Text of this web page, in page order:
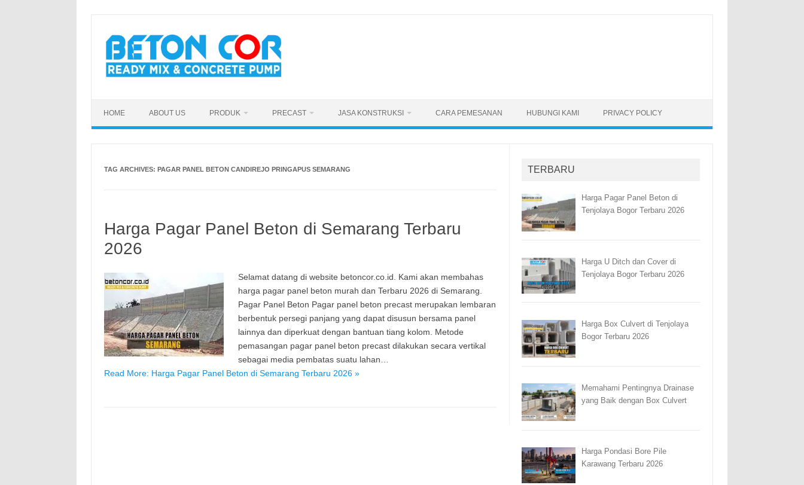
content
HOME ABOUT US PRODUK PRECAST JASA KONSTRUKSI CARA PEMESANAN HUBUNGI KAMI PRIVACY POLICY
TAG ARCHIVES: PAGAR PANEL BETON CANDIREJO PRINGAPUS SEMARANG
Harga Pagar Panel Beton di Semarang Terbaru
2026
Selamat datang di website betoncor.co.id. Kami akan membahas
harga pagar panel beton murah dan Terbaru 2026 di Semarang.
Pagar Panel Beton Pagar panel beton precast merupakan lembaran
berbentuk persegi panjang yang dapat disusun bersama panel
lainnya dan diperkuat dengan bantuan tiang kolom. Metode
pemasangan pagar panel beton precast dilakukan secara vertikal
sebagai media pembatas suatu lahan…
Read More: Harga Pagar Panel Beton di Semarang Terbaru 2026 »
TERBARU
Harga Pagar Panel Beton di
Tenjolaya Bogor Terbaru 2026
Harga U Ditch dan Cover di
Tenjolaya Bogor Terbaru 2026
Harga Box Culvert di Tenjolaya
Bogor Terbaru 2026
Memahami Pentingnya Drainase
yang Baik dengan Box Culvert
Harga Pondasi Bore Pile
Karawang Terbaru 2026